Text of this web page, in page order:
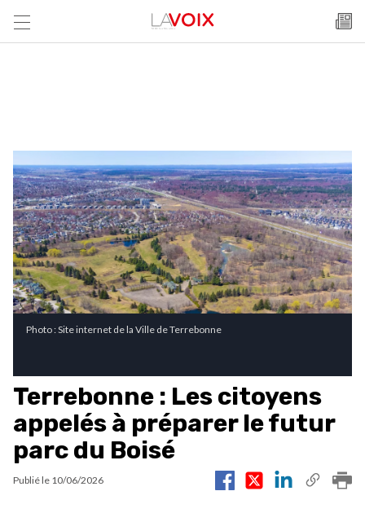
Photo : Site internet de la Ville de Terrebonne
Terrebonne : Les citoyens
appelés à préparer le futur
parc du Boisé
Publié le 10/06/2026